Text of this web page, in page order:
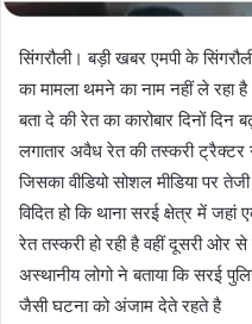
सिंगरौली। बड़ी खबर एमपी के
का मामला थमने का नाम नहीं ले रहा है
बता दे की रेत का कारोबार दिनों दिन
लगातार अवैध रेत की तस्करी ट्रैक्टर
जिसका वीडियो सोशल मीडिया पर
विदित हो कि थाना सरई क्षेत्र में
रेत तस्करी हो रही है वहीं दूसरी ओर से
अस्थानीय लोगो ने बताया कि सरई
जैसी घटना को अंजाम देते रहते है